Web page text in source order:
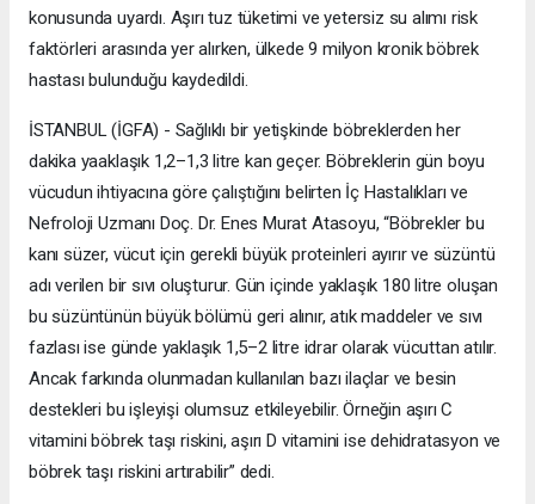
konusunda uyardı. Aşırı tuz tüketimi ve yetersiz su alımı risk
faktörleri arasında yer alırken, ülkede 9 milyon kronik böbrek
hastası bulunduğu kaydedildi.
İSTANBUL (İGFA) - Sağlıklı bir yetişkinde böbreklerden her
dakika yaaklaşık 1,2–1,3 litre kan geçer. Böbreklerin gün boyu
vücudun ihtiyacına göre çalıştığını belirten İç Hastalıkları ve
Nefroloji Uzmanı Doç. Dr. Enes Murat Atasoyu, “Böbrekler bu
kanı süzer, vücut için gerekli büyük proteinleri ayırır ve süzüntü
adı verilen bir sıvı oluşturur. Gün içinde yaklaşık 180 litre oluşan
bu süzüntünün büyük bölümü geri alınır, atık maddeler ve sıvı
fazlası ise günde yaklaşık 1,5–2 litre idrar olarak vücuttan atılır.
Ancak farkında olunmadan kullanılan bazı ilaçlar ve besin
destekleri bu işleyişi olumsuz etkileyebilir. Örneğin aşırı C
vitamini böbrek taşı riskini, aşırı D vitamini ise dehidratasyon ve
böbrek taşı riskini artırabilir” dedi.